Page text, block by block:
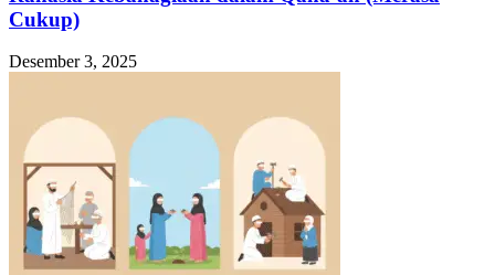
Cukup)
Desember 3, 2025